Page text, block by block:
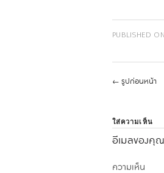
PUBLISHED ON
← รูปก่อนหน้า
ใส่ความเห็น
อีเมลของคุ
ความเห็น